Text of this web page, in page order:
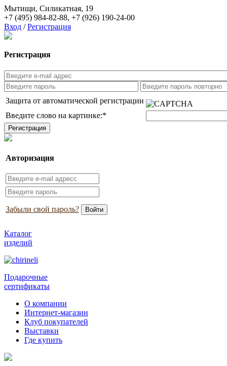
Мытищи, Силикатная, 19
+7 (495) 984-82-88, +7 (926) 190-24-00
Вход / Регистрация
Регистрация
Защита от автоматической регистрации
Введите слово на картинке:*
Авторизация
Забыли свой пароль?
Каталог
изделий
Подарочные
сертификаты
О компании
Интернет-магазин
Клуб покупателей
Выставки
Где купить